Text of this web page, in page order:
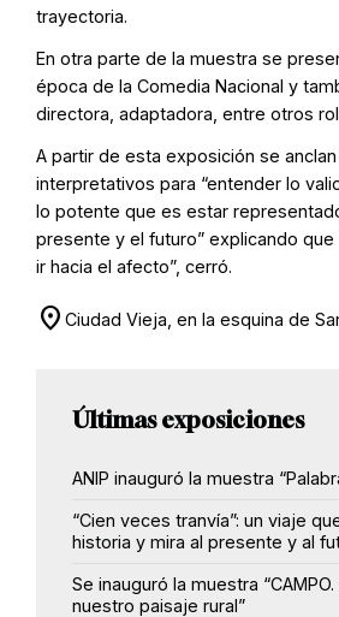
trayectoria.
En otra parte de la muestra se
época de la Comedia Nacional y
directora, adaptadora, entre otros
A partir de esta exposición se
interpretativos para “entender lo
lo potente que es estar
presente y el futuro” explicando que
ir hacia el afecto”, cerró.
location_on Ciudad Vieja, en la esquina de
Últimas exposiciones
ANIP inauguró la muestra
“Cien veces tranvía”: un viaje
historia y mira al presente y al
Se inauguró la muestra
nuestro paisaje rural”